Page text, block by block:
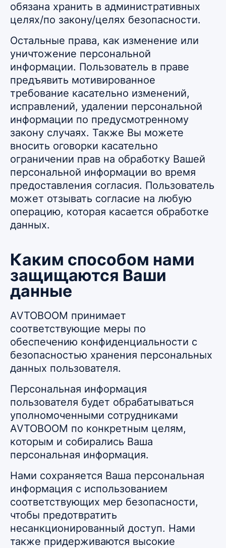
обязана хранить в административных
целях/по закону/целях безопасности.
Остальные права, как изменение или
уничтожение персональной
информации. Пользователь в праве
предъявить мотивированное
требование касательно изменений,
исправлений, удалении персональной
информации по предусмотренному
закону случаях. Также Вы можете
вносить оговорки касательно
ограничении прав на обработку Вашей
персональной информации во время
предоставления согласия. Пользователь
может отзывать согласие на любую
операцию, которая касается обработке
данных.
Каким способом нами
защищаются Ваши
данные
AVTOBOOM принимает
соответствующие меры по
обеспечению конфиденциальности с
безопасностью хранения персональных
данных пользователя.
Персональная информация
пользователя будет обрабатываться
уполномоченными сотрудниками
AVTOBOOM по конкретным целям,
которым и собирались Ваша
персональная информация.
Нами сохраняется Ваша персональная
информация с использованием
соответствующих мер безопасности,
чтобы предотвратить
несанкционированный доступ. Нами
также придерживаются высокие